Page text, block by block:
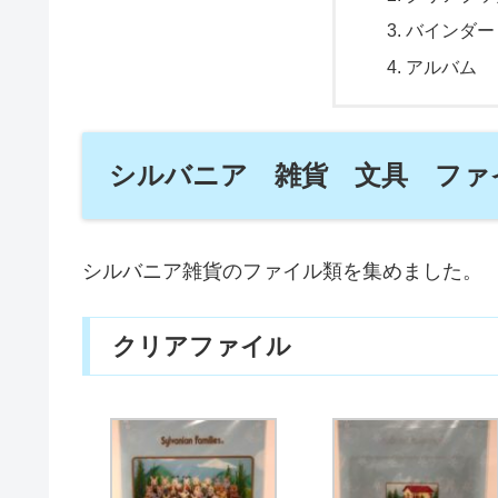
バインダー
アルバム
シルバニア 雑貨 文具 ファ
シルバニア雑貨のファイル類を集めました。
クリアファイル